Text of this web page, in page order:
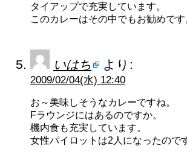
タイアップで充実しています。
このカレーはその中でもお勧めです
いはち より:
2009/02/04(水) 12:40
お～美味しそうなカレーですね。
Fラウンジにはあるのですか。
機内食も充実しています。
女性パイロットは2人になったので